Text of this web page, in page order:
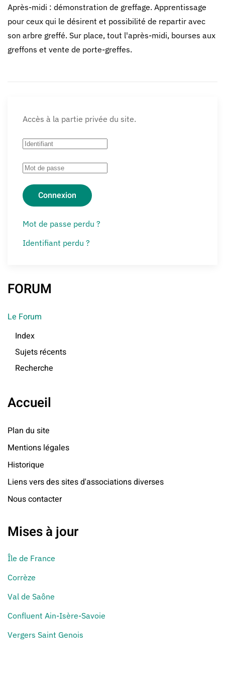
Après-midi : démonstration de greffage. Apprentissage
pour ceux qui le désirent et possibilité de repartir avec
son arbre greffé. Sur place, tout l'après-midi, bourses aux
greffons et vente de porte-greffes.
Accès à la partie privée du site.
Connexion
Mot de passe perdu ?
Identifiant perdu ?
FORUM
Le Forum
Index
Sujets récents
Recherche
Accueil
Plan du site
Mentions légales
Historique
Liens vers des sites d'associations diverses
Nous contacter
Mises à jour
Île de France
Corrèze
Val de Saône
Confluent Ain-Isère-Savoie
Vergers Saint Genois